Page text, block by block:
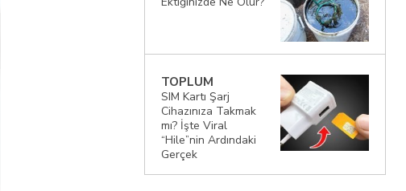
TOPLUM
SIM Kartı Şarj
Cihazınıza Takmak
mı? İşte Viral
“Hile”nin Ardındaki
Gerçek